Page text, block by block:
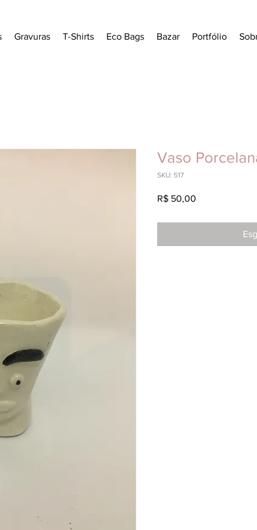
Gravuras T-Shirts Eco Bags Bazar Portfólio
Vaso
SKU: 517
R$ 50,00